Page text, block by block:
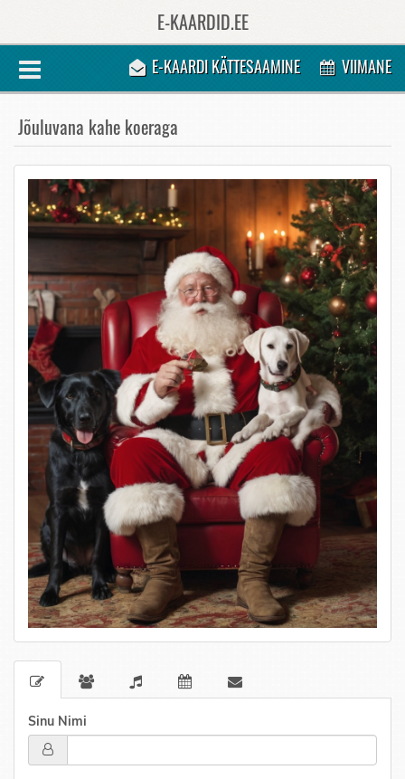
E-KAARDID.EE
E-KAARDI KÄTTESAAMINE VIIMANE
Jõuluvana kahe koeraga
Sinu Nimi